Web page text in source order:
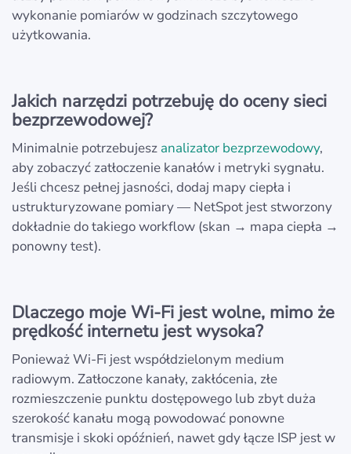
wykonanie pomiarów w godzinach szczytowego
użytkowania.
Jakich narzędzi potrzebuję do oceny sieci
bezprzewodowej?
Minimalnie potrzebujesz analizator bezprzewodowy,
aby zobaczyć zatłoczenie kanałów i metryki sygnału.
Jeśli chcesz pełnej jasności, dodaj mapy ciepła i
ustrukturyzowane pomiary — NetSpot jest stworzony
dokładnie do takiego workflow (skan → mapa ciepła →
ponowny test).
Dlaczego moje Wi‑Fi jest wolne, mimo że
prędkość internetu jest wysoka?
Ponieważ Wi‑Fi jest współdzielonym medium
radiowym. Zatłoczone kanały, zakłócenia, złe
rozmieszczenie punktu dostępowego lub zbyt duża
szerokość kanału mogą powodować ponowne
transmisje i skoki opóźnień, nawet gdy łącze ISP jest w